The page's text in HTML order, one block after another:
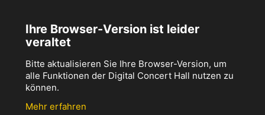
Ihre Browser-Version ist leider
veraltet
Bitte aktualisieren Sie Ihre Browser-Version, um
alle Funktionen der Digital Concert Hall nutzen zu
können.
Mehr erfahren